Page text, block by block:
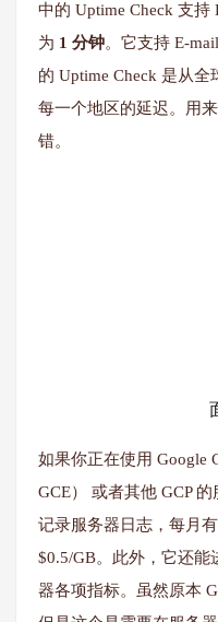
中的 Uptime Check 支持
为 1 分钟。它支持 E-
的 Uptime Check 是从
每一个地区的延迟。用
错。
如果你正在使用 Google
GCE） 或者其他 GCP
记录服务器日志，每月
$0.5/GB。此外，它还能
器各项指标。虽然原本